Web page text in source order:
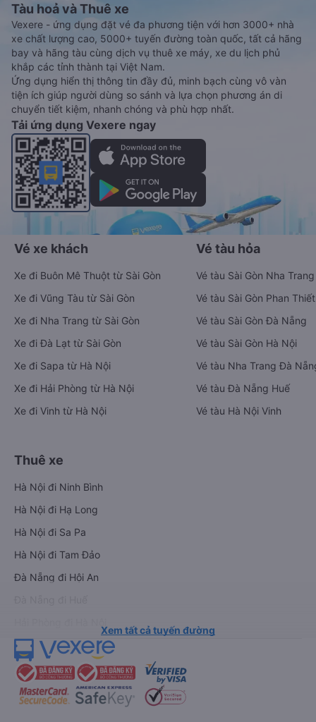
Tàu hoả và Thuê xe
Vexere - ứng dụng đặt vé đa phương tiện với hơn 3000+ nhà
xe chất lượng cao, 5000+ tuyến đường toàn quốc, tất cả hãng
bay và hãng tàu cùng dịch vụ thuê xe máy, xe du lịch phủ
khắp các tỉnh thành tại Việt Nam.
Ứng dụng hiển thị thông tin đầy đủ, minh bạch cùng vô vàn
tiện ích giúp người dùng so sánh và lựa chọn phương án di
chuyển tiết kiệm, nhanh chóng và phù hợp nhất.
Tải ứng dụng Vexere ngay
Vé xe khách
Xe đi Buôn Mê Thuột từ Sài Gòn
Xe đi Vũng Tàu từ Sài Gòn
Xe đi Nha Trang từ Sài Gòn
Xe đi Đà Lạt từ Sài Gòn
Xe đi Sapa từ Hà Nội
Xe đi Hải Phòng từ Hà Nội
Xe đi Vinh từ Hà Nội
Vé tàu hỏa
Vé tàu Sài Gòn Nha Trang
Vé tàu Sài Gòn Phan Thiết
Vé tàu Sài Gòn Đà Nẵng
Vé tàu Sài Gòn Hà Nội
Vé tàu Nha Trang Đà
Vé tàu Đà Nẵng Huế
Vé tàu Hà Nội Vinh
Thuê xe
Hà Nội đi Ninh Bình
Hà Nội đi Hạ Long
Hà Nội đi Sa Pa
Hà Nội đi Tam Đảo
Đà Nẵng đi Hội An
Xem tất cả tuyến đường